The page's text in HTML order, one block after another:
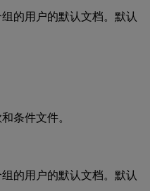
的用户的默认文档。默认
条件文件。
的用户的默认文档。默认